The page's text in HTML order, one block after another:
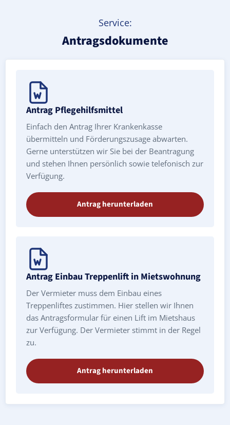
Service:
Antragsdokumente
Antrag Pflegehilfsmittel
Einfach den Antrag Ihrer Krankenkasse
übermitteln und Förderungszusage abwarten.
Gerne unterstützen wir Sie bei der Beantragung
und stehen Ihnen persönlich sowie telefonisch zur
Verfügung.
Antrag herunterladen
Antrag Einbau Treppenlift in Mietswohnung
Der Vermieter muss dem Einbau eines
Treppenliftes zustimmen. Hier stellen wir Ihnen
das Antragsformular für einen Lift im Mietshaus
zur Verfügung. Der Vermieter stimmt in der Regel
zu.
Antrag herunterladen